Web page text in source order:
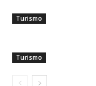
Turismo
Turismo